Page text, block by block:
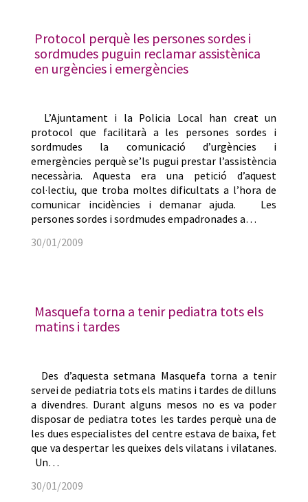
Protocol perquè les persones sordes i
sordmudes puguin reclamar assistènica
en urgències i emergències
L’Ajuntament i la Policia Local han creat un
protocol que facilitarà a les persones sordes i
sordmudes la comunicació d’urgències i
emergències perquè se’ls pugui prestar l’assistència
necessària. Aquesta era una petició d’aquest
col·lectiu, que troba moltes dificultats a l’hora de
comunicar incidències i demanar ajuda. Les
persones sordes i sordmudes empadronades a…
30/01/2009
Masquefa torna a tenir pediatra tots els
matins i tardes
Des d’aquesta setmana Masquefa torna a tenir
servei de pediatria tots els matins i tardes de dilluns
a divendres. Durant alguns mesos no es va poder
disposar de pediatra totes les tardes perquè una de
les dues especialistes del centre estava de baixa, fet
que va despertar les queixes dels vilatans i vilatanes.
Un…
30/01/2009